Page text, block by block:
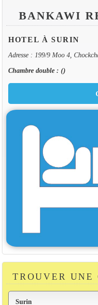
BANKAWI
HOTEL À SURIN
Adresse : 199/9 Moo 4,
Chambre double : ()
TROUVER UNE